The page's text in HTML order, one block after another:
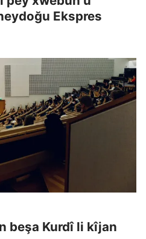
Ekspres
beşa Kurdî li kîjan